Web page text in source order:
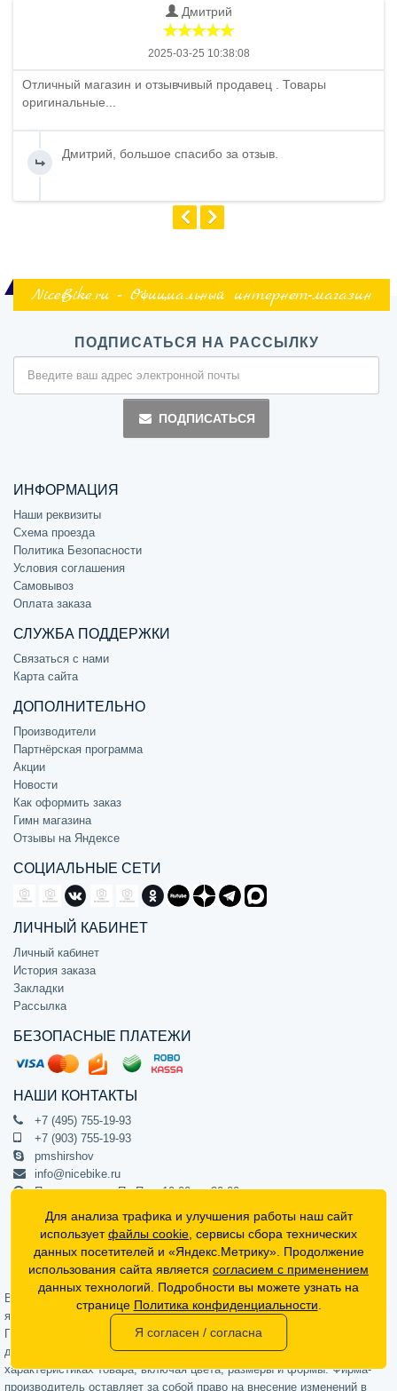
Дмитрий
2025-03-25 10:38:08
Отличный магазин и отзывчивый продавец . Товары
оригинальные...
Дмитрий, большое спасибо за отзыв.
NiceBike.ru - Официальный интернет-магазин
ПОДПИСАТЬСЯ НА РАССЫЛКУ
ПОДПИСАТЬСЯ
ИНФОРМАЦИЯ
Наши реквизиты
Схема проезда
Политика Безопасности
Условия соглашения
Самовывоз
Оплата заказа
СЛУЖБА ПОДДЕРЖКИ
Связаться с нами
Карта сайта
ДОПОЛНИТЕЛЬНО
Производители
Партнёрская программа
Акции
Новости
Как оформить заказ
Гимн магазина
Отзывы на Яндексе
СОЦИАЛЬНЫЕ СЕТИ
ЛИЧНЫЙ КАБИНЕТ
Личный кабинет
История заказа
Закладки
Рассылка
БЕЗОПАСНЫЕ ПЛАТЕЖИ
НАШИ КОНТАКТЫ
+7 (495) 755-19-93
+7 (903) 755-19-93
pmshirshov
info@nicebike.ru
Прием звонков Пн-Пт с 10:00 до 20:00
ПВЗ Пн-Пт с 10:00 до 20:00
г. Москва, ул. Барклая 13с1
подъезд 1, цокольный этаж, офис 1
Официальный интернет-магазин NiceBike © 2012 - 2026
Вся информация на сайте носит ознакомительный характер, не
является публичной офертой (определяемой положениями Статьи 437
Гражданского кодекса РФ) и не может в полной мере передавать
достоверную информацию о свойствах, комплектации и
характеристиках товара, включая цвета, размеры и формы. Фирма-
производитель оставляет за собой право на внесение изменений в
Для анализа трафика и улучшения работы наш сайт
используетфайлы cookie , сервисы сбора технических
данных посетителей и «Яндекс.Метрику». Продолжение
использования сайта является согласием с применением
данных технологий. Подробности вы можете узнать на
странице Политика конфиденциальности
Я согласен / согласна